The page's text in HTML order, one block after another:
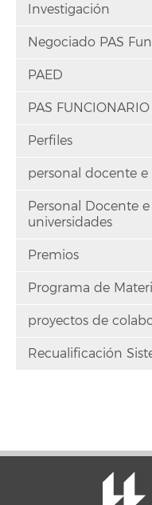
Investigación
Negociado PAS
PAED
PAS FUNCIONARIO
Perfiles
personal docente
Personal Docente
universidades
Premios
Programa de
proyectos de
Recualificación